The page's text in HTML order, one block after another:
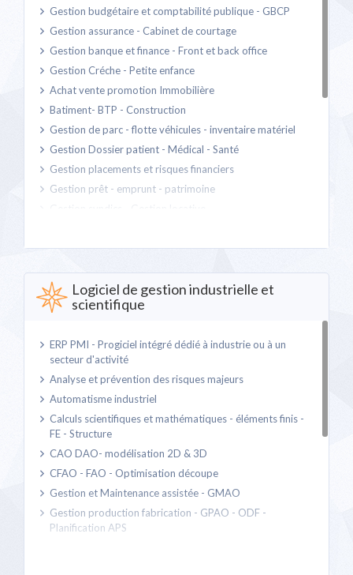
Gestion de l'immobilier - Moyens généraux - IWMS -
Facility management FM - GTB
Gestion risque professionnel
Gestion diverse
Gestion budgétaire et comptabilité publique - GBCP
Gestion assurance - Cabinet de courtage
Gestion banque et finance - Front et back office
Gestion Créche - Petite enfance
Achat vente promotion Immobilière
Batiment- BTP - Construction
Gestion de parc - flotte véhicules - inventaire matériel
Gestion Dossier patient - Médical - Santé
Gestion placements et risques financiers
Gestion prêt - emprunt - patrimoine
Monétique - Transaction électronique - Paiement
Secteur libéral - Avocat - Médecin - Notaire et autres
Système d'information géographique - SIG -
Système d'information radiologique - RIS - PACS
Transport - Routage - Gestion de tournées - TMS
Gestion d'association - fondation- Club
Essais clinique - Laboratoire - Cabinet médical et
Vétérinaire
Logiciel de gestion industrielle et
scientifique
ERP PMI - Progiciel intégré dédié à industrie ou à un
secteur d'activité
Analyse et prévention des risques majeurs
Automatisme industriel
Calculs scientifiques et mathématiques - éléments finis -
FE - Structure
CAO DAO- modélisation 2D & 3D
CFAO - FAO - Optimisation découpe
Gestion et Maintenance assistée - GMAO
Gestion production fabrication - GPAO - ODF -
Planification APS